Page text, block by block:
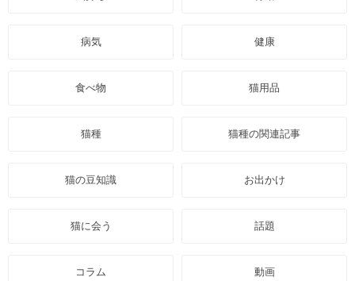
病気 健康
食べ物 猫用品
猫種 猫種の関連記事
猫の豆知識 お出かけ
猫に会う 話題
コラム 動画